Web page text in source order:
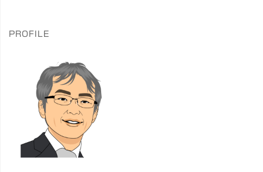
ほ
ろ
酔
ク
の
歴
史
PROFILE